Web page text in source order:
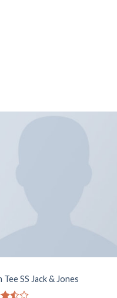
Tee SS Jack & Jones